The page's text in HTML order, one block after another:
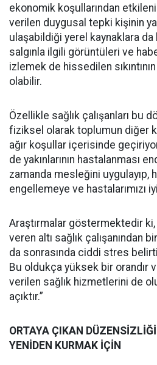
ekonomik koşullarından
verilen duygusal tepki kişinin
ulaşabildiği yerel kaynaklara da
salgınla ilgili görüntüleri ve
izlemek de hissedilen
olabilir.
Özellikle sağlık çalışanları bu
fiziksel olarak toplumun diğer
ağır koşullar içerisinde
de yakınlarının hastalanması
zamanda mesleğini uygulayıp,
engellemeye ve hastalarımızı
Araştırmalar göstermektedir
veren altı sağlık çalışanından
da sonrasında ciddi stres
Bu oldukça yüksek bir orandır
verilen sağlık hizmetlerini de
açıktır.”
ORTAYA ÇIKAN
YENİDEN KURMAK İÇİN